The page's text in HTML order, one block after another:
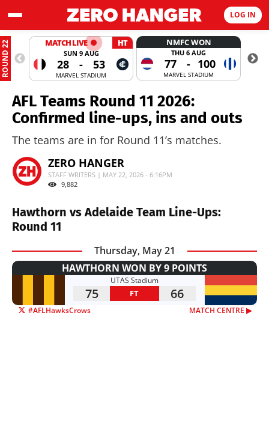
LOG IN
ROUND 22 MATCH LIVE HT
SUN 9 AUG
28 - 53
MARVEL STADIUM
NMFC WON
THU 6 AUG
77 - 100
MARVEL STADIUM
AFL Teams Round 11 2026:
Confirmed line-ups, ins and outs
The teams are in for Round 11’s matches.
ZERO HANGER
STAFF WRITERS | MAY 22, 2026 - 6:16PM
9,882
Hawthorn vs Adelaide Team Line-Ups:
Round 11
Thursday, May 21
HAWTHORN WON BY 9 POINTS
UTAS Stadium
75 FT 66
#AFLHawksCrows MATCH CENTRE ▶︎